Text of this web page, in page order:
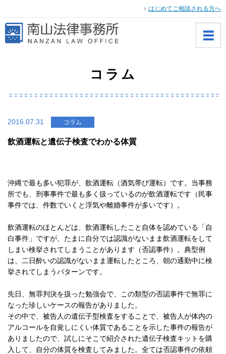
はじめてご相談される方へ
コラム
2016.07.31 コラム
飲酒運転と遺伝子検査でわかる体質
沖縄で最も多い犯罪が、飲酒運転（酒気帯び運転）です。当事務
所でも、刑事事件で最も多く扱っているのが飲酒運転です（民事
事件では、件数でいくと浮気や離婚事件が多いです）。
飲酒運転のほとんどは、飲酒運転したこと自体を認めている「自
白事件」ですが、たまに自分では認識がないまま飲酒運転をして
しまい検挙されてしまうことがあります（否認事件）。典型例
は、二日酔いの認識がないまま運転したところ、朝の通勤中に検
挙されてしまうパターンです。
先日、無罪判決を扱った勉強会で、この類型の否認事件で無罪に
なった珍しいケースの報告がありました。
その中で、被告人の遺伝子型検査をすることで、被告人が体内の
アルコールを自覚しにくい体質であることを示した事件の報告が
ありましたので、試しにそこで紹介された遺伝子検査キットを購
入して、自分の体質を検査してみました。全ては否認事件の依頼